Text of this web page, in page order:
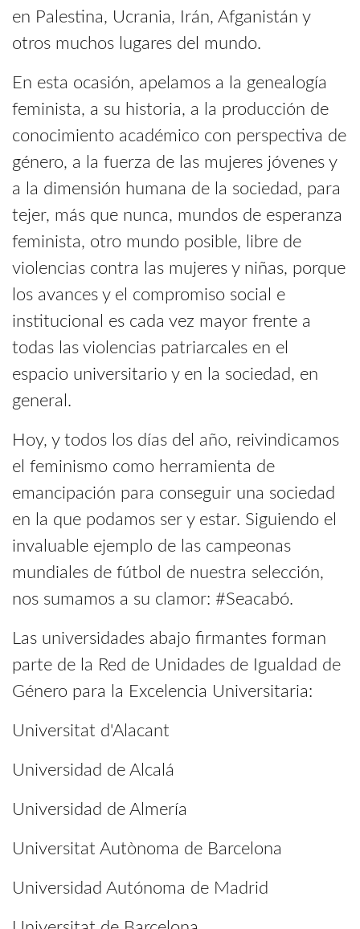
en Palestina, Ucrania, Irán, Afganistán y
otros muchos lugares del mundo.
En esta ocasión, apelamos a la genealogía
feminista, a su historia, a la producción de
conocimiento académico con perspectiva de
género, a la fuerza de las mujeres jóvenes y
a la dimensión humana de la sociedad, para
tejer, más que nunca, mundos de esperanza
feminista, otro mundo posible, libre de
violencias contra las mujeres y niñas, porque
los avances y el compromiso social e
institucional es cada vez mayor frente a
todas las violencias patriarcales en el
espacio universitario y en la sociedad, en
general.
Hoy, y todos los días del año, reivindicamos
el feminismo como herramienta de
emancipación para conseguir una sociedad
en la que podamos ser y estar. Siguiendo el
invaluable ejemplo de las campeonas
mundiales de fútbol de nuestra selección,
nos sumamos a su clamor: #Seacabó.
Las universidades abajo firmantes forman
parte de la Red de Unidades de Igualdad de
Género para la Excelencia Universitaria:
Universitat d'Alacant
Universidad de Alcalá
Universidad de Almería
Universitat Autònoma de Barcelona
Universidad Autónoma de Madrid